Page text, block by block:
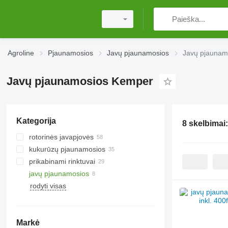
Agroline Pjaunamosios Javų pjaunamosios Javų
Javų pjaunamosios Kemper
Kategorija
rotorinės javapjovės
kukurūzų pjaunamosios
prikabinami rinktuvai
javų pjaunamosios
rodyti visas
Markė
8 skelbimai: